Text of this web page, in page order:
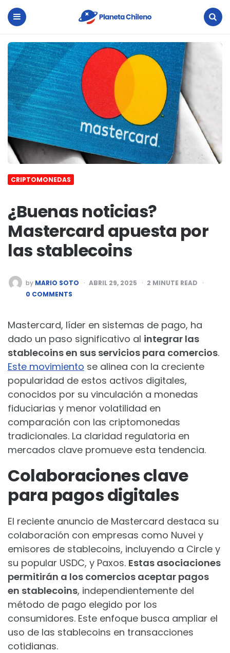
Planeta
Chileno
CRIPTOMONEDAS
¿Buenas noticias?
Mastercard apuesta por
las stablecoins
POSTED
BY
by MARIO SOTO ABRIL 29, 2025 2 MINUTE READ
0 COMMENTS
Mastercard, líder en sistemas de pago, ha
dado un paso significativo al integrar las
stablecoins en sus servicios para comercios.
Este movimiento se alinea con la creciente
popularidad de estos activos digitales,
conocidos por su vinculación a monedas
fiduciarias y menor volatilidad en
comparación con las criptomonedas
tradicionales. La claridad regulatoria en
mercados clave promueve esta tendencia.
Colaboraciones clave
para pagos digitales
El reciente anuncio de Mastercard destaca su
colaboración con empresas como Nuvei y
emisores de stablecoins, incluyendo a Circle y
su popular USDC, y Paxos. Estas asociaciones
permitirán a los comercios aceptar pagos
en stablecoins, independientemente del
método de pago elegido por los
consumidores. Este enfoque busca ampliar el
uso de las stablecoins en transacciones
cotidianas.